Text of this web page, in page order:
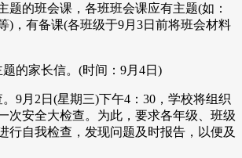
题的班会课，各班班会课应有主题(如：
)，有备课(各班级于9月3日前将班会材料
的家长信。(时间：9月4日)
9月2日(星期三)下午4：30，学校将组织
次安全大检查。为此，要求各年级、班级
行自我检查，发现问题及时报告，以便及